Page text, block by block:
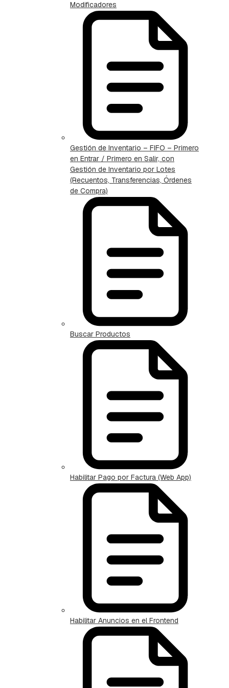
Modificadores
Gestión de Inventario – FIFO – Primero
en Entrar / Primero en Salir, con
Gestión de Inventario por Lotes
(Recuentos, Transferencias, Órdenes
de Compra)
Buscar Productos
Habilitar Pago por Factura (Web App)
Habilitar Anuncios en el Frontend